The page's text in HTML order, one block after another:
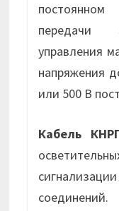
передачи
управления
напряжения
или 500 В
Кабель
соединений.